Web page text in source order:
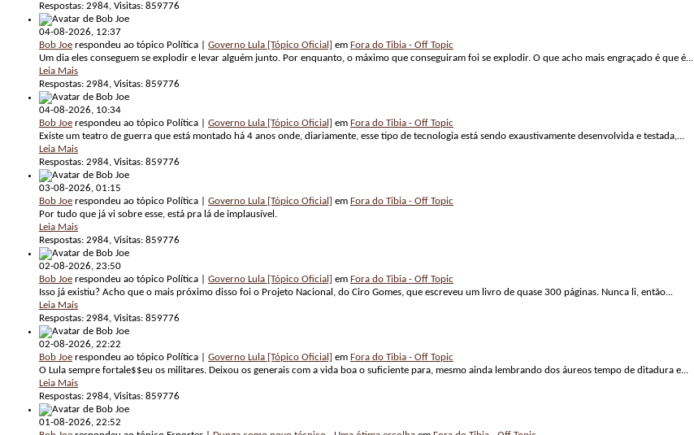
Respostas: 2984, Visitas: 859776
04-08-2026, 12:37
Bob Joe respondeu ao tópico Política | Governo Lula [Tópico Oficial] em Fora do Tibia - Off Topic
Um dia eles conseguem se explodir e levar alguém junto. Por enquanto, o máximo que conseguiram foi se explodir. O que acho mais engraçado é que é...
Leia Mais
Respostas: 2984, Visitas: 859776
04-08-2026, 10:34
Bob Joe respondeu ao tópico Política | Governo Lula [Tópico Oficial] em Fora do Tibia - Off Topic
Existe um teatro de guerra que está montado há 4 anos onde, diariamente, esse tipo de tecnologia está sendo exaustivamente desenvolvida e testada,...
Leia Mais
Respostas: 2984, Visitas: 859776
03-08-2026, 01:15
Bob Joe respondeu ao tópico Política | Governo Lula [Tópico Oficial] em Fora do Tibia - Off Topic
Por tudo que já vi sobre esse, está pra lá de implausível.
Leia Mais
Respostas: 2984, Visitas: 859776
02-08-2026, 23:50
Bob Joe respondeu ao tópico Política | Governo Lula [Tópico Oficial] em Fora do Tibia - Off Topic
Isso já existiu? Acho que o mais próximo disso foi o Projeto Nacional, do Ciro Gomes, que escreveu um livro de quase 300 páginas. Nunca li, então...
Leia Mais
Respostas: 2984, Visitas: 859776
02-08-2026, 22:22
Bob Joe respondeu ao tópico Política | Governo Lula [Tópico Oficial] em Fora do Tibia - Off Topic
O Lula sempre fortale$$eu os militares. Deixou os generais com a vida boa o suficiente para, mesmo ainda lembrando dos áureos tempo de ditadura e...
Leia Mais
Respostas: 2984, Visitas: 859776
01-08-2026, 22:52